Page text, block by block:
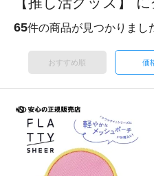
65件の商品が見つかりまし
おすすめ順 価